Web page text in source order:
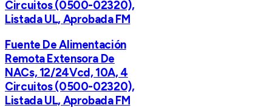
Circuitos (0500-02320),
Listada UL, Aprobada FM
Fuente De Alimentación
Remota Extensora De
NACs, 12/24Vcd, 10A, 4
Circuitos (0500-02320),
Listada UL, Aprobada FM